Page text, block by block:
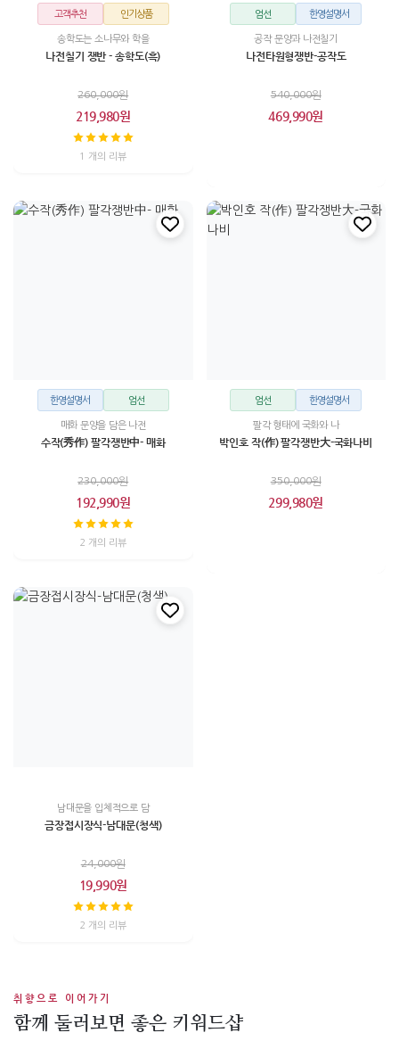
고객추천 인기상품
송학도는 소나무와 학을
나전칠기 쟁반 - 송학도(흑)
260,000원
219,980원
1 개의 리뷰
엄선 한영설명서
공작 문양과 나전칠기
나전타원형쟁반-공작도
540,000원
469,990원
한영설명서 엄선
매화 문양을 담은 나전
수작(秀作) 팔각쟁반中- 매화
230,000원
192,990원
2 개의 리뷰
엄선 한영설명서
팔각 형태에 국화와 나
박인호 작(作) 팔각쟁반大-국화나비
350,000원
299,980원
남대문을 입체적으로 담
금장접시장식-남대문(청색)
24,000원
19,990원
2 개의 리뷰
취향으로 이어가기
함께 둘러보면 좋은 키워드샵